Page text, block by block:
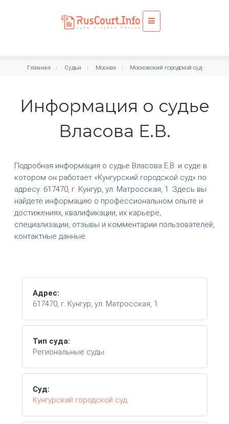
Главная Судьи Москва Московский городской суд
Информация о судье
Власова Е.В.
Подробная информация о судье Власова Е.В. и суде в
котором он работает «Кунгурский городской суд» по
адресу: 617470, г. Кунгур, ул. Матросская, 1. Здесь вы
найдете информацию о профессиональном опыте и
достижениях, квалификации, их карьере,
специализации, отзывы и комментарии пользователей,
контактные данные.
Адрес:
617470, г. Кунгур, ул. Матросская, 1
Тип суда:
Региональные суды
Суд:
Кунгурский городской суд